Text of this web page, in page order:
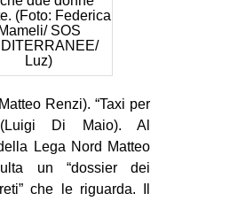
GENERI
MIGRAZIONI
REPRESSIONE
STUDENTI
CULTURE
(Foto: Federica
Mameli/ SOS
Luz)
Renzi). “Taxi per
(Luigi Di Maio). Al
Lega Nord Matteo
un “dossier dei
che le riguarda. Il